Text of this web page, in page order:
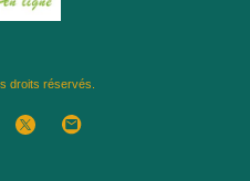
droits réservés.